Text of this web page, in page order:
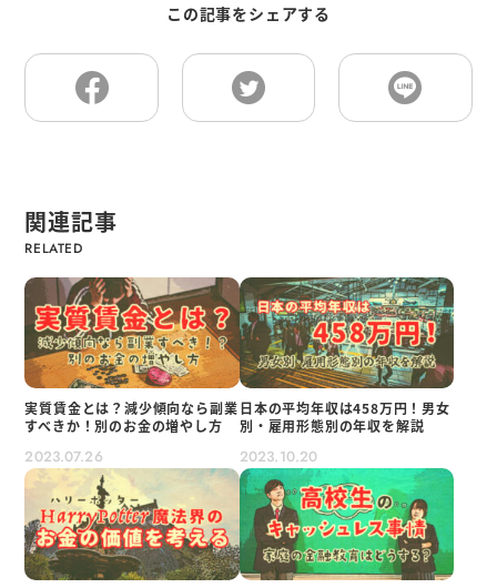
この記事をシェアする
関連記事
実質賃金とは？減少傾向なら副業
すべきか！別のお金の増やし方
2023.07.26
日本の平均年収は458万円！男女
別・雇用形態別の年収を解説
2023.10.20